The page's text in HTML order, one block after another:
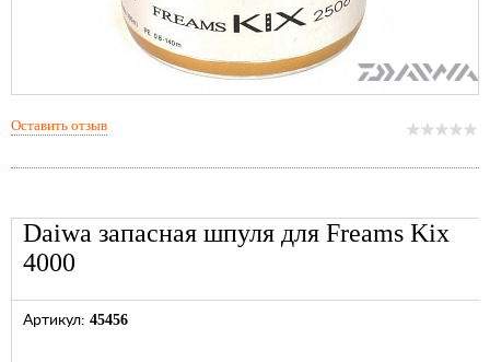
Daiwa запасная шпуля для Freams Kix
4000
Артикул: 45456
Оставить отзыв